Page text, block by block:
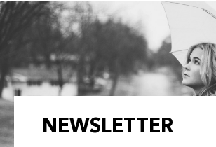
NEWSLETTER